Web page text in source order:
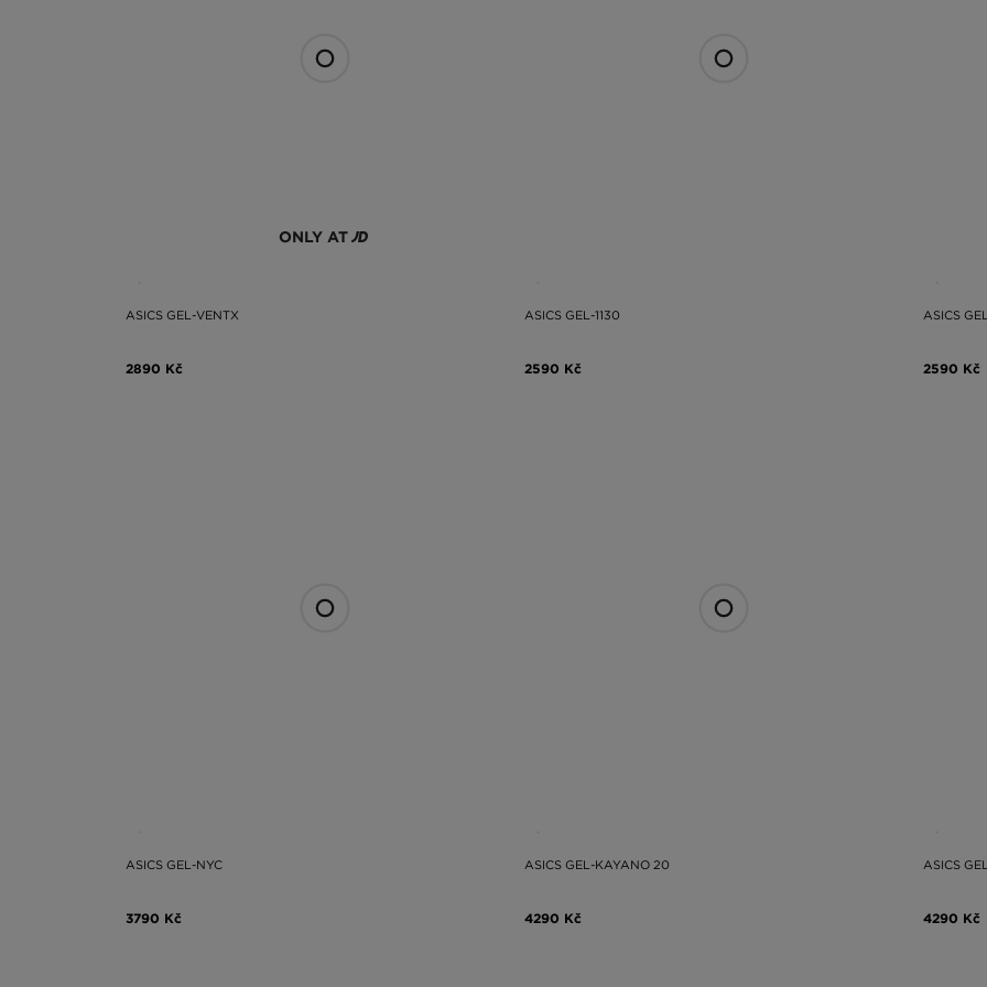
ONLY AT
ASICS GEL-VENTX
2890 Kč
ASICS GEL-1130
2590 Kč
ASICS
2590 Kč
ASICS GEL-NYC
3790 Kč
ASICS GEL-KAYANO 20
4290 Kč
ASICS
4290 Kč